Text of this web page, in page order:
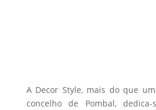
A Decor Style, mais do que
concelho de Pombal,